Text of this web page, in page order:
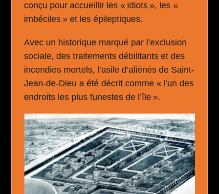
conçu pour accueillir les « idiots », les «
imbéciles » et les épileptiques.
Avec un historique marqué par l’exclusion
sociale, des traitements débilitants et des
incendies mortels, l’asile d’aliénés de Saint-
Jean-de-Dieu a été décrit comme « l’un des
endroits les plus funestes de l’île ».